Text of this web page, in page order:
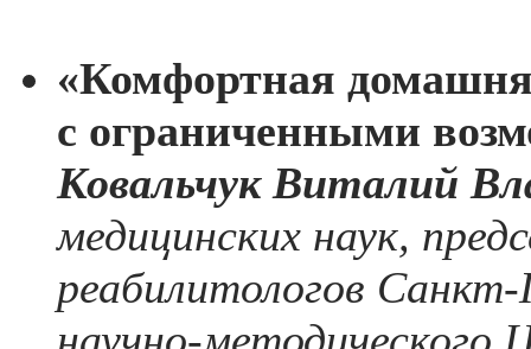
«Комфортная
с ограниченными
Ковальчук Виталий
медицинских наук,
реабилитологов